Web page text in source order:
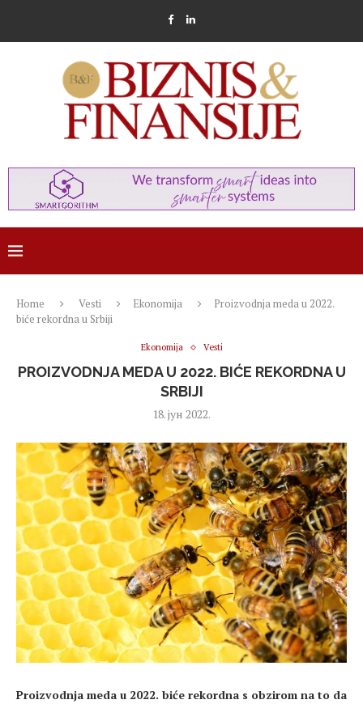
Home Vesti Ekonomija
Proizvodnja meda u 2022.
biće rekordna u Srbiji
Ekonomija Vesti
PROIZVODNJA MEDA U 2022. BIĆE REKORDNA U
SRBIJI
18. јун 2022.
Proizvodnja meda u 2022. biće rekordna s obzirom na to da